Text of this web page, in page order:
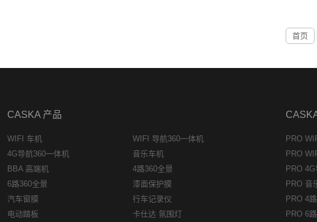
首页
CASKA 产品
WIFI 车机
WIFI 导航360一体机
4G导航360一体机
音乐车机
BBA 高端机
4路360全景
6路360全景
漆面保护膜
汽车窗膜
行车记录仪
电动踏板
卡仕达 氛围灯
PRO
PRO
PRO
PRO 音
PRO 4
PRO 6